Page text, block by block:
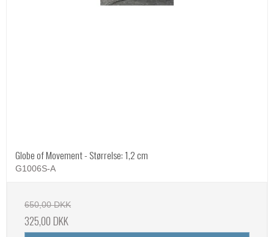
Globe of Movement - Størrelse: 1,2 cm
G1006S-A
650,00 DKK
325,00 DKK